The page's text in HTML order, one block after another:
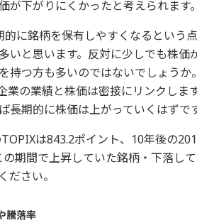
下がりにくかったと考えられます。
に銘柄を保有しやすくなるという
と思います。反対に少しでも株価
持つ方も多いのではないでしょうか
の業績と株価は密接にリンクしま
期的に株価は上がっていくはずです
は843.2ポイント、10年後の
期間で上昇していた銘柄・下落し
さい。
騰落率